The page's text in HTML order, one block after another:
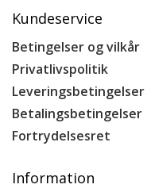
Kundeservice
Betingelser og vilkår
Privatlivspolitik
Leveringsbetingelser
Betalingsbetingelser
Fortrydelsesret
Information